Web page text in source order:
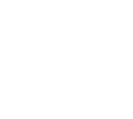
and the Texas
spending time